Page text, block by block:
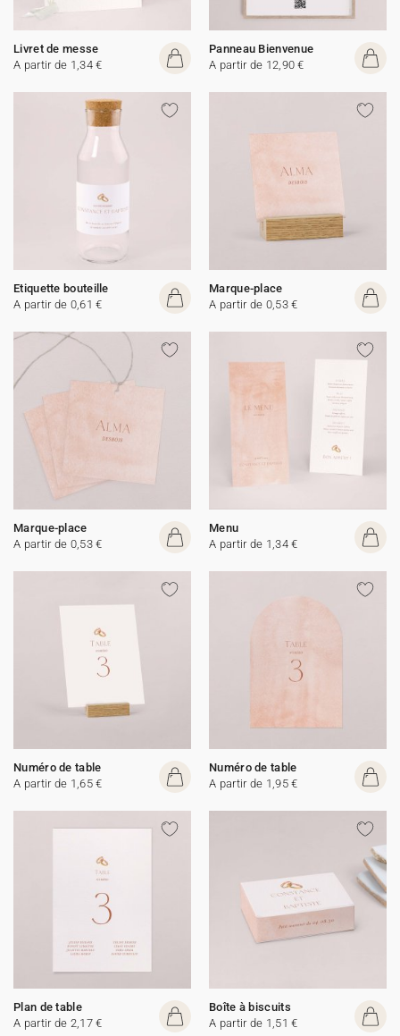
Livret de messe
A partir de 1,34 €
Panneau Bienvenue
A partir de 12,90 €
Etiquette bouteille
A partir de 0,61 €
Marque-place
A partir de 0,53 €
Marque-place
A partir de 0,53 €
Menu
A partir de 1,34 €
Numéro de table
A partir de 1,65 €
Numéro de table
A partir de 1,95 €
Plan de table
A partir de 2,17 €
Boîte à biscuits
A partir de 1,51 €